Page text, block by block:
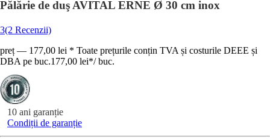
Pălărie de duş AVITAL ERNE Ø 30 cm inox
3(2 Recenzii)
preț — 177,00 lei * Toate prețurile conțin TVA și costurile DEEE și
DBA pe buc.177,00 lei*/ buc.
10 ani garanție
Condiții de garanție